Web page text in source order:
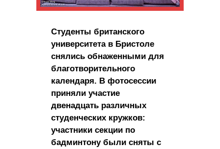
Студенты британского
университета в Бристоле
снялись обнаженными для
благотворительного
календаря. В фотосессии
приняли участие
двенадцать различных
студенческих кружков:
участники секции по
бадминтону были сняты с